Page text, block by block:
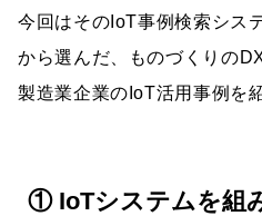
今回はそのIoT事例検索シス
から選んだ、ものづくりの
製造業企業のIoT活用事例を
① IoTシステムを組